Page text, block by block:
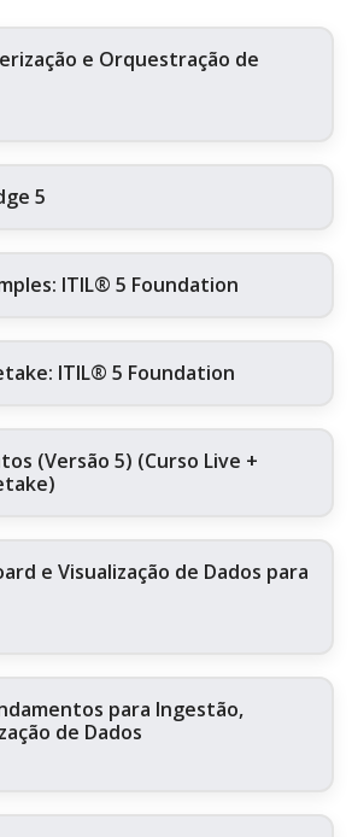
e Orquestração de
5
ITIL® 5 Foundation
ITIL® 5 Foundation
(Versão 5) (Curso Live +
e Visualização de Dados para
para Ingestão,
de Dados